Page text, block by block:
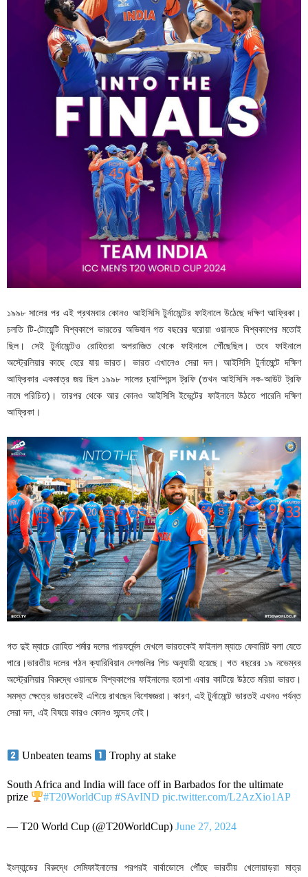
১৯৯৮ সালের পর এই প্রথমবার কোনও আইসিসি টুর্নামেন্টের ফাইনালে উঠেছে দক্ষিণ আফ্রিকা।
চলতি টি-টোয়েন্টি বিশ্বকাপে ভারতের অভিযান গত বছরের ঘরোয়া ওয়ানডে বিশ্বকাপের মতোই
ছিল। সেই টুর্নামেন্টেও রোহিতরা অপরাজিত থেকে ফাইনালে পৌঁছেছিল। তবে ফাইনালে
অস্ট্রেলিয়ার কাছে হেরে যায় ভারত। ভারত এখানেও সেরা দল। আইসিসি টুর্নামেন্টে দক্ষিণ
আফ্রিকার একমাত্র জয় ছিল ১৯৯৮ সালের চ্যাম্পিয়ন্স ট্রফি (তখন আইসিসি নক-আউট ট্রফি
নামে পরিচিত)। তারপর থেকে আর কোনও আইসিসি ইভেন্টের ফাইনালে উঠতে পারেনি দক্ষিণ
আফ্রিকা।
গত দুই ম্যাচে রোহিত শর্মার দলের পারফর্মেন্স দেখলে ভারতকেই ফাইনাল ম্যাচে ফেবারিট বলা যেতে
পারে।ভারতীয় দলের গঠন ক্যারিবিয়ান দেশগুলির পিচ অনুযায়ী হয়েছে। গত বছরের ১৯ নভেম্বর
অস্ট্রেলিয়ার বিরুদ্ধে ওয়ানডে বিশ্বকাপের ফাইনালের হতাশা এবার কাটিয়ে উঠতে মরিয়া ভারত।
সমস্ত ক্ষেত্রে ভারতকেই এগিয়ে রাখছেন বিশেষজ্ঞরা। কারণ, এই টুর্নামেন্টে ভারতই এখনও পর্যন্ত
সেরা দল, এই বিষয়ে কারও কোনও সন্দেহ নেই।
Unbeaten teams Trophy at stake
South Africa and India will face off in Barbados for the ultimate
prize
#T20WorldCup #SAvIND pic.twitter.com/L2AzXio1AP
— T20 World Cup (@T20WorldCup) June 27, 2024
ইংল্যান্ডের বিরুদ্ধে সেমিফাইনালের পরপরই বার্বাডোসে পৌঁছে ভারতীয় খেলোয়াড়রা মাত্র